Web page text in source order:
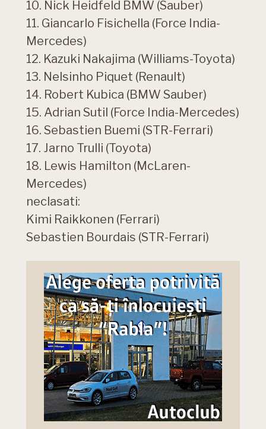
10. Nick Heidfeld BMW (Sauber)
11. Giancarlo Fisichella (Force India-
Mercedes)
12. Kazuki Nakajima (Williams-Toyota)
13. Nelsinho Piquet (Renault)
14. Robert Kubica (BMW Sauber)
15. Adrian Sutil (Force India-Mercedes)
16. Sebastien Buemi (STR-Ferrari)
17. Jarno Trulli (Toyota)
18. Lewis Hamilton (McLaren-
Mercedes)
neclasati:
Kimi Raikkonen (Ferrari)
Sebastien Bourdais (STR-Ferrari)